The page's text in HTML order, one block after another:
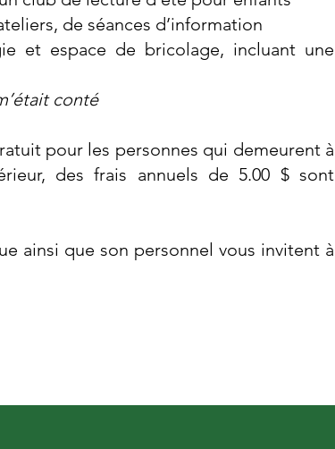
de séances d’information
et espace de bricolage, incluant une
conté
pour les personnes qui demeurent à
des frais annuels de 5.00 $ sont
ainsi que son personnel vous invitent à